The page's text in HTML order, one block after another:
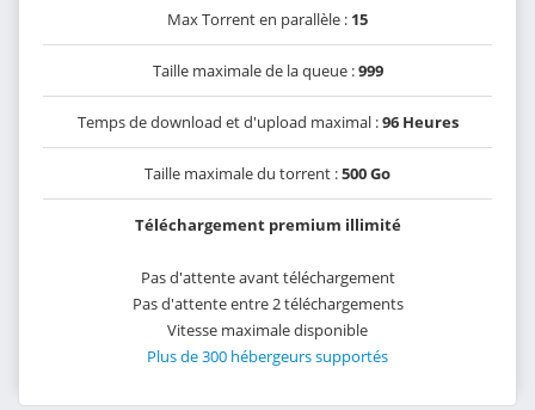
Max Torrent en parallèle : 15
Taille maximale de la queue :999
Temps de download et d'upload maximal :96 Heures
Taille maximale du torrent :500 Go
Téléchargement premium illimité
Pas d'attente avant téléchargement
Pas d'attente entre 2 téléchargements
Vitesse maximale disponible
Plus de 300 hébergeurs supportés